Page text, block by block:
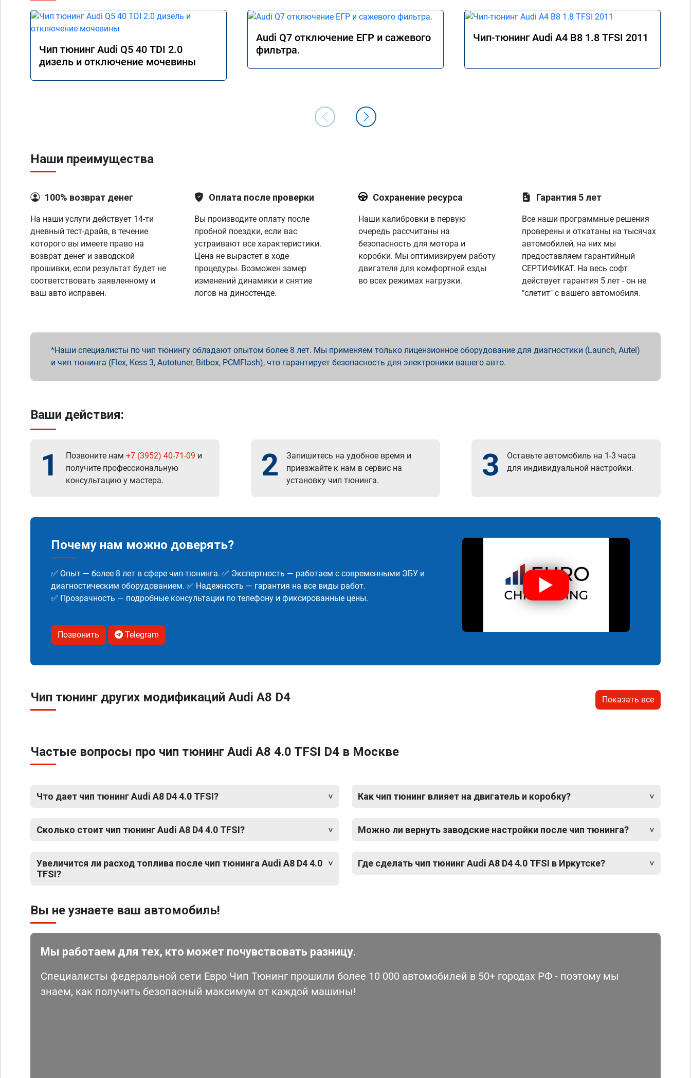
Чип тюнинг Audi Q5 40 TDI 2.0
дизель и отключение мочевины
Audi Q7 отключение ЕГР и сажевого
фильтра.
Чип-тюнинг Audi A4 B8 1.8 TFSI 2011
Наши преимущества
100% возврат денег
На наши услуги действует 14-ти
дневный тест-драйв, в течение
которого вы имеете право на
возврат денег и заводской
прошивки, если результат будет не
соответствовать заявленному и
ваш авто исправен.
Оплата после проверки
Вы производите оплату после
пробной поездки, если вас
устраивают все характеристики.
Цена не вырастет в ходе
процедуры. Возможен замер
изменений динамики и снятие
логов на диностенде.
Сохранение ресурса
Наши калибровки в первую
очередь рассчитаны на
безопасность для мотора и
коробки. Мы оптимизируем работу
двигателя для комфортной езды
во всех режимах нагрузки.
Гарантия 5 лет
Все наши программные решения
проверены и откатаны на тысячах
автомобилей, на них мы
предоставляем гарантийный
СЕРТИФИКАТ. На весь софт
действует гарантия 5 лет - он не
"слетит" с вашего автомобиля.
Наши специалисты по чип тюнингу обладают опытом более 8 лет. Мы применяем только лицензионное оборудование для диагностики (Launch, Autel)
и чип тюнинга (Flex, Kess 3, Autotuner, Bitbox, PCMFlash), что гарантирует безопасность для электроники вашего авто.
Ваши действия:
1 Позвоните нам +7 (3952) 40-71-09 и
получите профессиональную
консультацию у мастера.
2
Запишитесь на удобное время и
приезжайте к нам в сервис на
установку чип тюнинга.
3
Оставьте автомобиль на 1-3 часа
для индивидуальной настройки.
Почему нам можно доверять?
✅ Опыт — более 8 лет в сфере чип-тюнинга. ✅ Экспертность — работаем с современными ЭБУ и
диагностическим оборудованием. ✅ Надежность — гарантия на все виды работ.
✅ Прозрачность — подробные консультации по телефону и фиксированные цены.
Позвонить Telegram
Чип тюнинг других модификаций Audi A8 D4 Показать все
Частые вопросы про чип тюнинг Audi A8 4.0 TFSI D4 в Москве
Что дает чип тюнинг Audi A8 D4 4.0 TFSI?
Сколько стоит чип тюнинг Audi A8 D4 4.0 TFSI?
Увеличится ли расход топлива после чип тюнинга Audi A8 D4 4.0
TFSI?
Как чип тюнинг влияет на двигатель и коробку?
Можно ли вернуть заводские настройки после чип тюнинга?
Где сделать чип тюнинг Audi A8 D4 4.0 TFSI в Иркутске?
Вы не узнаете ваш автомобиль!
Мы работаем для тех, кто может почувствовать разницу.
Специалисты федеральной сети Евро Чип Тюнинг прошили более 10 000 автомобилей в 50+ городах РФ - поэтому мы
знаем, как получить безопасный максимум от каждой машины!